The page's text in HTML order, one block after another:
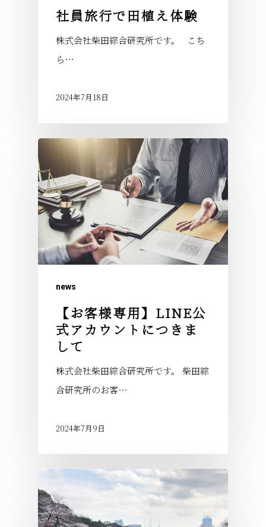
社員旅行で田植え体験
株式会社柴田綜合研究所です。 こち
ら…
2024年7月18日
news
【お客様専用】LINE公
式アカウントにつきま
して
株式会社柴田綜合研究所です。 柴田綜
合研究所のお客…
2024年7月9日